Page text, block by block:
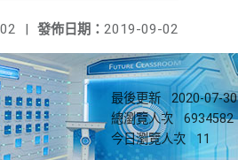
發佈日期： 2019-09-02
|
最後更新
2020-07-30
總瀏覽人次
6934582
今日瀏覽人次
11